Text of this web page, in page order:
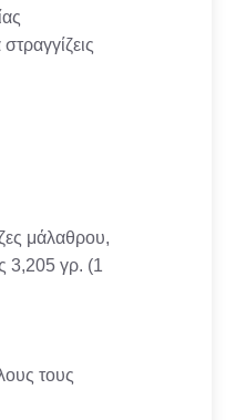
μάλαθρου,
3,205 γρ. (1
τους